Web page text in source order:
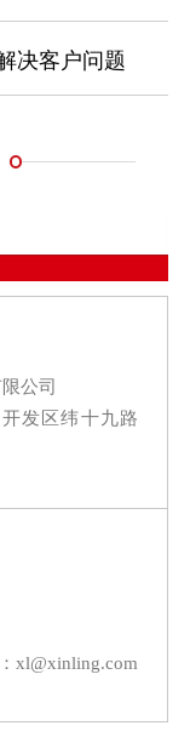
决客户问题
公司
发区纬十九路
xl@xinling.com